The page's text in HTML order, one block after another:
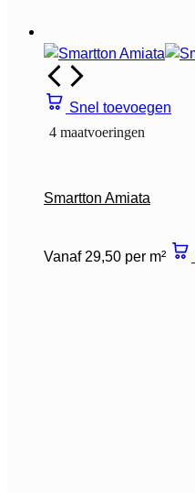
Snel toevoegen
4 maatvoeringen
Smartton Amiata
Vanaf 29,50 per m²